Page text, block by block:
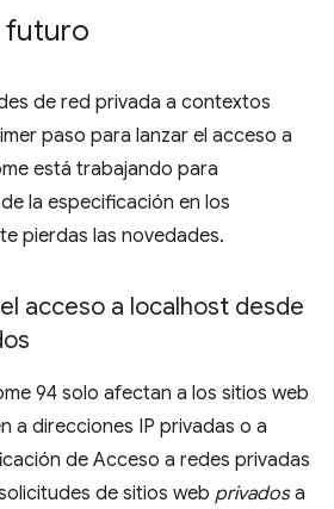
futuro
de red privada a contextos
paso para lanzar el acceso a
está trabajando para
la especificación en los
pierdas las novedades.
acceso a localhost desde
94 solo afectan a los sitios web
a direcciones IP privadas o a
de Acceso a redes privadas
de sitios web privadosa